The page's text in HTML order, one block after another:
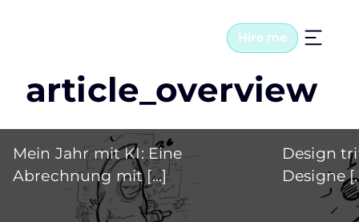
Hire me
article_overview
Mein Jahr mit KI: Eine
Abrechnung mit [...]
Design
Designe